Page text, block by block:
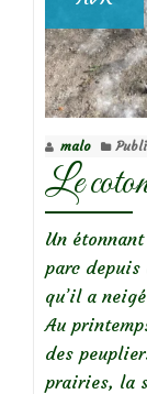
malo
Le
Un
parc depuis
qu’il a
Au
des
prairies, la